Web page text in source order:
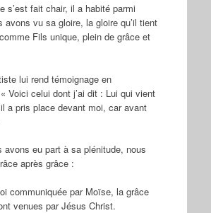
s’est fait chair, il a habité parmi
avons vu sa gloire, la gloire qu’il tient
Fils unique, plein de grâce et
lui rend témoignage en
Voici celui dont j’ai dit : Lui qui vient
a pris place devant moi, car avant
avons eu part à sa plénitude, nous
après grâce :
communiquée par Moïse, la grâce
venues par Jésus Christ.